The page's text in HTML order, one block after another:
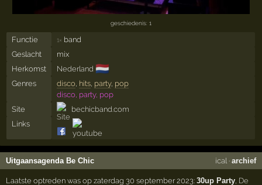
geschiedenis: 1
Functie 1× band
Geslacht
mix
Herkomst
Nederland 🇳🇱
Genres disco, hits, party, pop
disco, party, pop
Site
bechicband.com
Links
Uitgaansagenda Be Chic ical · archief
Laatste optreden was op zaterdag 30 september 2023:30up Party, De